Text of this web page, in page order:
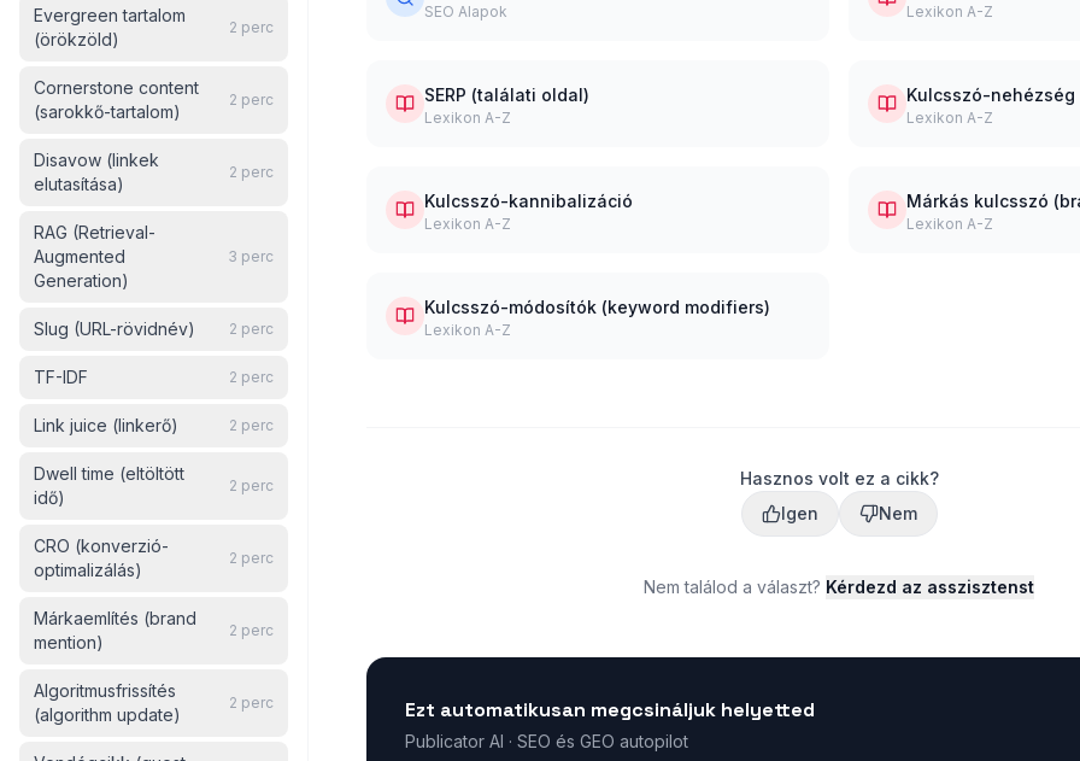
Evergreen tartalom
(örökzöld)
2 perc
Cornerstone content
(sarokkő-tartalom)
2 perc
Disavow (linkek
elutasítása)
2 perc
RAG (Retrieval-
Augmented
Generation)
3 perc
Slug (URL-rövidnév) 2 perc
TF-IDF 2 perc
Link juice (linkerő) 2 perc
Dwell time (eltöltött
idő)
2 perc
CRO (konverzió-
optimalizálás)
2 perc
Márkaemlítés (brand
mention)
2 perc
Algoritmusfrissítés
(algorithm update)
2 perc
SEO Alapok Lexikon A-Z
SERP (találati oldal)
Lexikon A-Z
Kulcsszó-
Lexikon A-Z
Kulcsszó-kannibalizáció
Lexikon A-Z
Márkás kulcsszó
Lexikon A-Z
Kulcsszó-módosítók (keyword modifiers)
Lexikon A-Z
Hasznos volt ez a cikk?
Igen
Nem
Nem találod a választ? Kérdezd az asszisztenst
Ezt automatikusan megcsináljuk helyetted
Publicator AI · SEO és GEO autopilot